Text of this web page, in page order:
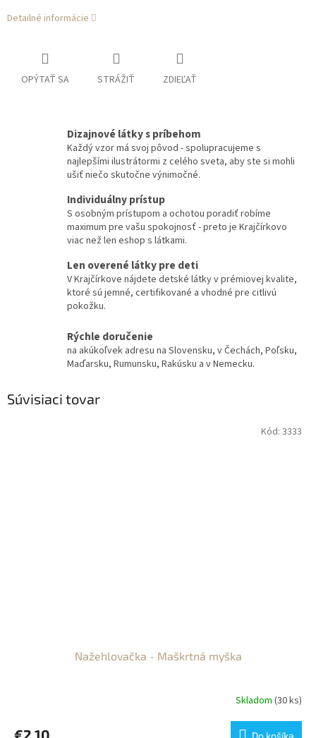
Detailné informácie
OPÝTAŤ SA STRÁŽIŤ ZDIEĽAŤ
Dizajnové látky s príbehom
Každý vzor má svoj pôvod - spolupracujeme s
najlepšími ilustrátormi z celého sveta, aby ste si mohli
ušiť niečo skutočne výnimočné.
Individuálny prístup
S osobným prístupom a ochotou poradiť robíme
maximum pre vašu spokojnosť - preto je Krajčírkovo
viac než len eshop s látkami.
Len overené látky pre deti
V Krajčírkove nájdete detské látky v prémiovej kvalite,
ktoré sú jemné, certifikované a vhodné pre citlivú
pokožku.
Rýchle doručenie
na akúkoľvek adresu na Slovensku, v Čechách, Poľsku,
Maďarsku, Rumunsku, Rakúsku a v Nemecku.
Súvisiaci tovar
Nažehlovačka - Maškrtná myška
Skladom (30 ks)
Kód: 3333